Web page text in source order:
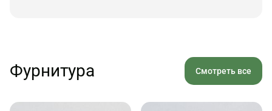
Фурнитура Смотреть все